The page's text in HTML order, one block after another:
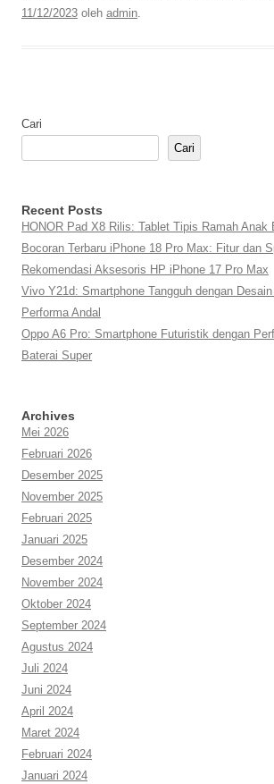
11/12/2023 oleh admin.
Cari
Cari
Recent Posts
HONOR Pad X8 Rilis: Tablet Tipis Ramah Anak
Bocoran Terbaru iPhone 18 Pro Max: Fitur dan
Rekomendasi Aksesoris HP iPhone 17 Pro Max
Vivo Y21d: Smartphone Tangguh dengan
Performa Andal
Oppo A6 Pro: Smartphone Futuristik dengan
Baterai Super
Archives
Mei 2026
Februari 2026
Desember 2025
November 2025
Februari 2025
Januari 2025
Desember 2024
November 2024
Oktober 2024
September 2024
Agustus 2024
Juli 2024
Juni 2024
April 2024
Maret 2024
Februari 2024
Januari 2024